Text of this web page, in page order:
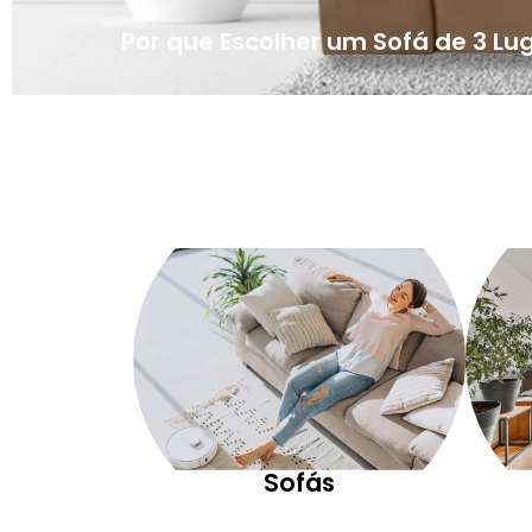
Por que Escolher um Sofá de 3
Sofás